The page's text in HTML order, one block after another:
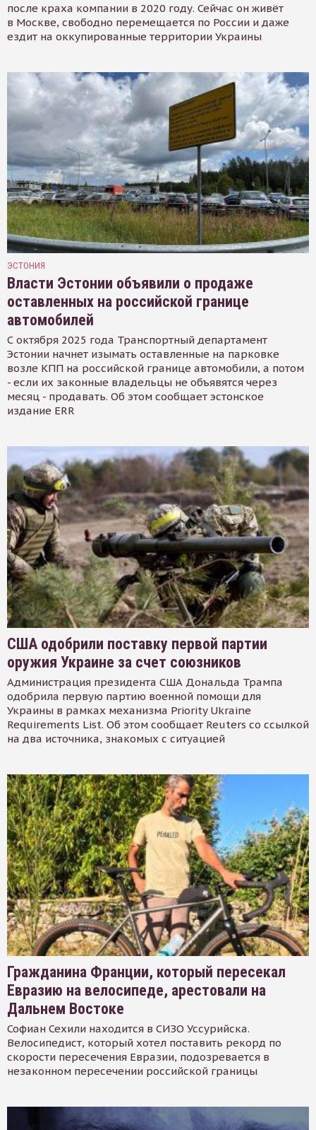
после краха компании в 2020 году. Сейчас он живёт
в Москве, свободно перемещается по России и даже
ездит на оккупированные территории Украины
ЭСТОНИЯ
Власти Эстонии объявили о продаже
оставленных на российской границе
автомобилей
С октября 2025 года Транспортный департамент
Эстонии начнет изымать оставленные на парковке
возле КПП на российской границе автомобили, а потом
- если их законные владельцы не объявятся через
месяц - продавать. Об этом сообщает эстонское
издание ERR
США одобрили поставку первой партии
оружия Украине за счет союзников
Администрация президента США Дональда Трампа
одобрила первую партию военной помощи для
Украины в рамках механизма Priority Ukraine
Requirements List. Об этом сообщает Reuters со ссылкой
на два источника, знакомых с ситуацией
Гражданина Франции, который пересекал
Евразию на велосипеде, арестовали на
Дальнем Востоке
Софиан Сехили находится в СИЗО Уссурийска.
Велосипедист, который хотел поставить рекорд по
скорости пересечения Евразии, подозревается в
незаконном пересечении российской границы